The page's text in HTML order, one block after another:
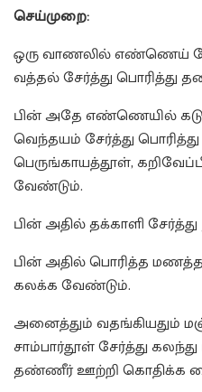
செய்முறை:
ஒரு வாணலில் எண்ணெய்
வத்தல் சேர்த்து பொரித்து
பின் அதே எண்ணெயில்
வெந்தயம் சேர்த்து
பெருங்காயத்தூள்,
வேண்டும்.
பின் அதில் தக்காளி
பின் அதில் பொரித்த
கலக்க வேண்டும்.
அனைத்தும் வதங்கியதும்
சாம்பார்தூள் சேர்த்து
தண்ணீர் ஊற்றி கொதிக்க